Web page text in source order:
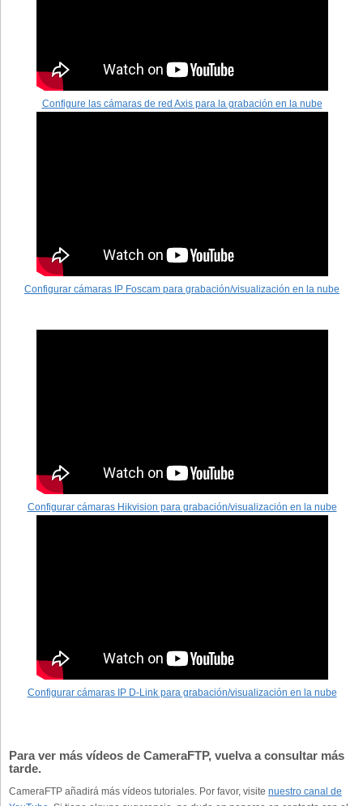
Configure las cámaras de red Axispara la grabación en la nube
Configurar cámaras IP Foscam para grabación/visualización en la nube
Configurar cámaras Hikvision para grabación/visualización en la nube
Configurar cámaras IP D-Link para grabación/visualización en la nube
Para ver más vídeos de CameraFTP, vuelva a consultar más
tarde.
CameraFTP añadirá más vídeos tutoriales. Por favor, visite nuestro canal de